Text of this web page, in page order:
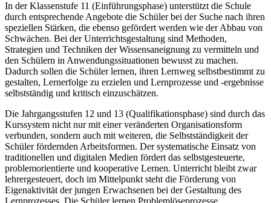
In der Klassenstufe 11 (Einführungsphase) unterstützt die Schule
durch entsprechende Angebote die Schüler bei der Suche nach ihren
speziellen Stärken, die ebenso gefördert werden wie der Abbau von
Schwächen. Bei der Unterrichtsgestaltung sind Methoden,
Strategien und Techniken der Wissensaneignung zu vermitteln und
den Schülern in Anwendungssituationen bewusst zu machen.
Dadurch sollen die Schüler lernen, ihren Lernweg selbstbestimmt zu
gestalten, Lernerfolge zu erzielen und Lernprozesse und -ergebnisse
selbstständig und kritisch einzuschätzen.
Die Jahrgangsstufen 12 und 13 (Qualifikationsphase) sind durch das
Kurssystem nicht nur mit einer veränderten Organisationsform
verbunden, sondern auch mit weiteren, die Selbstständigkeit der
Schüler fördernden Arbeitsformen. Der systematische Einsatz von
traditionellen und digitalen Medien fördert das selbstgesteuerte,
problemorientierte und kooperative Lernen. Unterricht bleibt zwar
lehrergesteuert, doch im Mittelpunkt steht die Förderung von
Eigenaktivität der jungen Erwachsenen bei der Gestaltung des